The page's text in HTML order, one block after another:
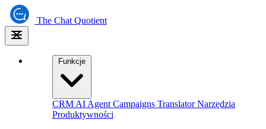
The Chat Quotient
Funkcje
CRM AI Agent Campaigns TranslatorNarzędzia
Produktywności